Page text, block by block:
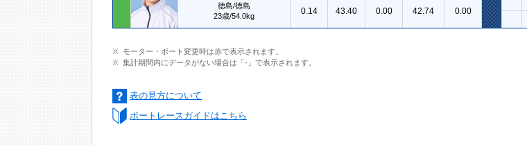
徳島/徳島
23歳/54.0kg
0.14
43.40
0.00
42.74
0.00
モーター・ボート変更時は赤で表示されます。
集計期間内にデータがない場合は「-」で表示されます。
表の見方について
ボートレースガイドはこちら